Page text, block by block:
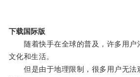
下载国际版
随着快手在全球的普及，许多用户
文化和生活。
但是由于地理限制，很多用户无法